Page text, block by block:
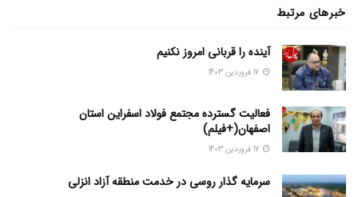
خبرهای مرتبط
آینده را قربانی امروز نکنیم
فعالیت گسترده مجتمع فولاد اسفراین استان
اصفهان(+فیلم)
سرمایه گذار روسی در خدمت منطقه آزاد انزلی